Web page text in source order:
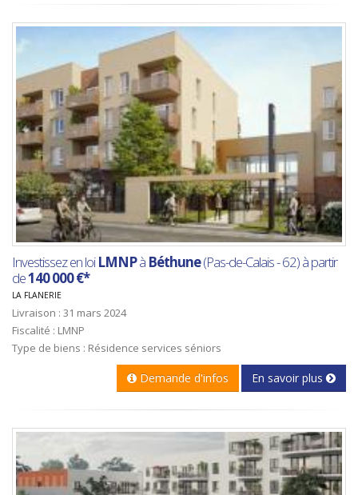
Investissez en loiLMNPà Béthune(Pas-de-Calais - 62) à partir
de140 000 €*
LA FLANERIE
Livraison : 31 mars 2024
Fiscalité : LMNP
Type de biens : Résidence services séniors
Demande d'infos En savoir plus